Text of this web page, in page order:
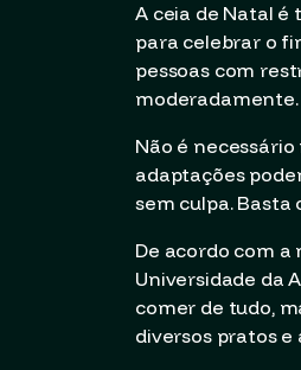
A ceia de Natal é
para celebrar o
pessoas com
moderadamente.
Não é
adaptações
sem culpa. Basta
De acordo com a
Universidade da
comer de tudo,
diversos pratos